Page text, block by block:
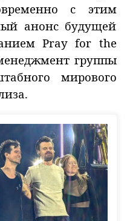
с этим
анонс будущей
Pray for the
группы
мирового